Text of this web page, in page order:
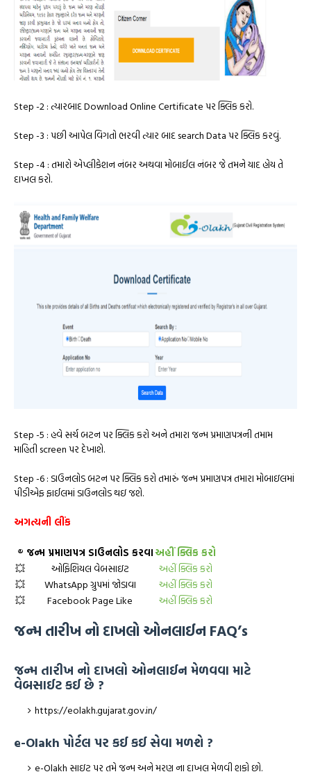
Step -2 : ત્યારબાદ Download Online Certificate પર ક્લિક કરો.
Step -3 : પછી આપેલ વિગતો ભરવી ત્યાર બાદ search Data પર ક્લિક કરવું.
Step -4 : તમારો એપ્લીકેશન નંબર અથવા મોબાઈલ નંબર જે તમને યાદ હોય તે
દાખલ કરો.
Step -5 : હવે સર્ચ બટન પર ક્લિક કરો અને તમારા જન્મ પ્રમાણપત્રની તમામ
માહિતી screen પર દેખાશે.
Step -6 : ડાઉનલોડ બટન પર ક્લિક કરો તમારું જન્મ પ્રમાણપત્ર તમારા મોબાઇલમાં
પીડીએફ ફાઈલમાં ડાઉનલોડ થઇ જશે.
અગત્યની લીંક
®️ જન્મ પ્રમાણપત્ર ડાઉનલોડ કરવાઅહીં ક્લિક કરો
💥
ઓફિશિયલ વેબસાઇટ
અહીં ક્લિક કરો
💥
WhatsApp ગ્રુપમાં જોડાવા
અહીં ક્લિક કરો
💥
Facebook Page Like અહીં ક્લિક કરો
જન્મ તારીખ નો દાખલો ઓનલાઈન FAQ’s
જન્મ તારીખ નો દાખલો ઓનલાઈન મેળવવા માટે
વેબસાઈટ કઈ છે ?
https://eolakh.gujarat.gov.in/
e-Olakh પોર્ટલ પર કઈ કઈ સેવા મળશે ?
e-Olakh સાઇટ પર તમે જન્મ અને મરણ ના દાખલ મેળવી શકો છો.